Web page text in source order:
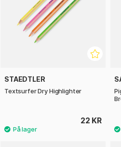
STAEDTLER
Textsurfer Dry Highlighter
22 KR